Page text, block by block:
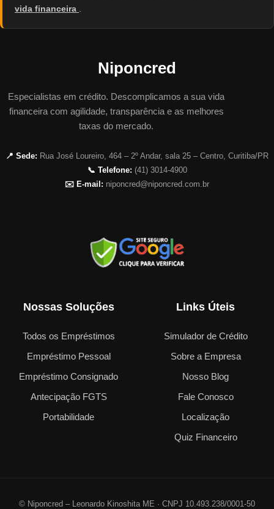
vida financeira .
Niponcred
Especialistas em crédito. Descomplicamos a sua vida
financeira com agilidade, transparência e as melhores
taxas do mercado.
📍 Sede: Rua José Loureiro, 464 – 2º Andar, sala 25 – Centro, Curitiba/PR
📞 Telefone: (41) 3014-4900
✉️ E-mail: niponcred@niponcred.com.br
Nossas Soluções
Todos os Empréstimos
Empréstimo Pessoal
Empréstimo Consignado
Antecipação FGTS
Portabilidade
Links Úteis
Simulador de Crédito
Sobre a Empresa
Nosso Blog
Fale Conosco
Localização
Quiz Financeiro
© Niponcred – Leonardo Kinoshita ME · CNPJ 10.493.238/0001-50